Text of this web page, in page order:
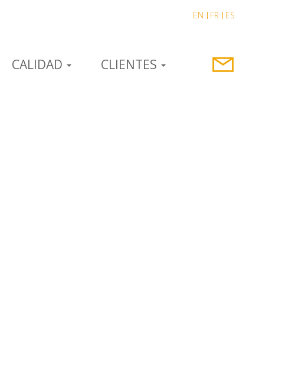
EN FR ES
CALIDAD CLIENTES